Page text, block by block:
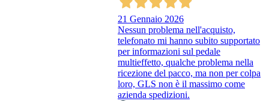
21 Gennaio 2026
Nessun problema nell'acquisto,
telefonato mi hanno subito supportato
per informazioni sul pedale
multieffetto, qualche problema nella
ricezione del pacco, ma non per colpa
loro, GLS non è il massimo come
azienda spedizioni.